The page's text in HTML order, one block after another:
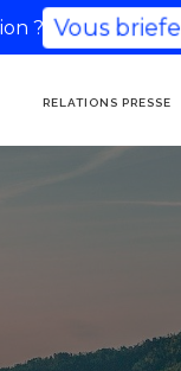
RELATIONS PRESSE
? Vous briefer